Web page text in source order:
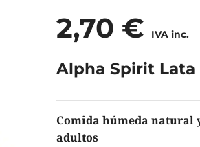
2,70 € IVA inc.
Alpha Spirit Lata
Comida húmeda natural
adultos